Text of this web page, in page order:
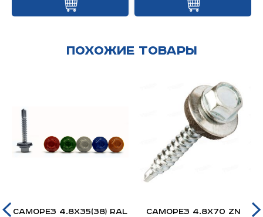
Похожие товары
Саморез 4.8х35(38) RAL Саморез 4.8х70 Zn